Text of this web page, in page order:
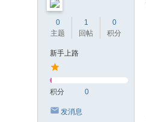
0
主题
1
回帖
0
积分
新手上路
积分 0
发消息